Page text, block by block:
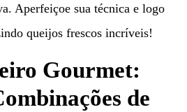
Aperfeiçoe sua técnica e logo
queijos frescos incríveis!
Gourmet:
de